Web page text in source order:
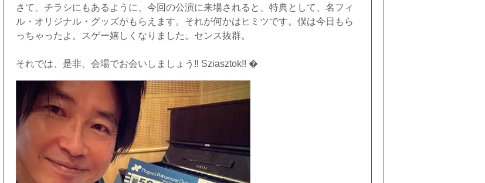
さて、チラシにもあるように、今回の公演に来場されると、特典として、名フィ
ル・オリジナル・グッズがもらえます。それが何かはヒミツです。僕は今日もら
っちゃったよ。スゲー嬉しくなりました。センス抜群。
それでは、是非、会場でお会いしましょう‼︎ Sziasztok!! �